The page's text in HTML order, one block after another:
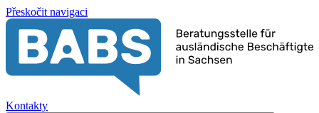
Přeskočit navigaci
Kontakty